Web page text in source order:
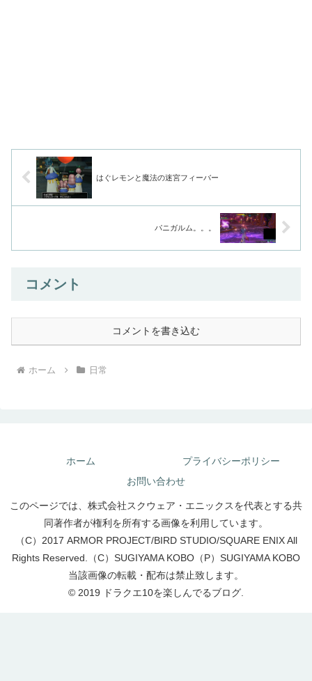
はぐレモンと魔法の迷宮フィーバー
パニガルム。。。
コメント
コメントを書き込む
ホーム 日常
ホーム
プライバシーポリシー
お問い合わせ
このページでは、株式会社スクウェア・エニックスを代表とする共
同著作者が権利を所有する画像を利用しています。
（C）2017 ARMOR PROJECT/BIRD STUDIO/SQUARE ENIX All
Rights Reserved.（C）SUGIYAMA KOBO（P）SUGIYAMA KOBO
当該画像の転載・配布は禁止致します。
© 2019 ドラクエ10を楽しんでるブログ.